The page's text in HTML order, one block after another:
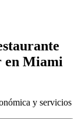
en Miami
y servicios